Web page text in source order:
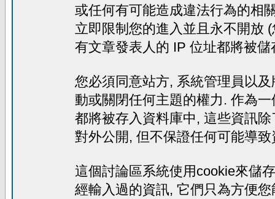
或任何有可能造成違法行為的相
立即限制您的進入並且永不開放
有文章發表人的 IP 位址都將被
您必須同意站方, 系統管理員以
動或關閉任何主題的權力. 作為
都將被存入資料庫中, 這些資訊
對外公開, 但不保證任何可能導
這個討論區系統使用cookie來儲
經輸入過的資訊, 它們只為方便